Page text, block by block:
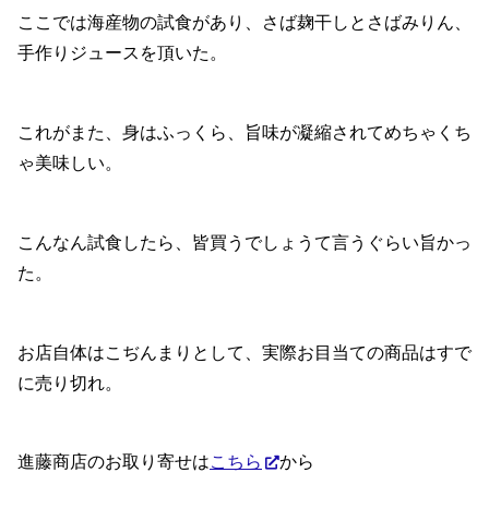
ここでは海産物の試食があり、さば麹干しとさばみりん、
手作りジュースを頂いた。
これがまた、身はふっくら、旨味が凝縮されてめちゃくち
ゃ美味しい。
こんなん試食したら、皆買うでしょうて言うぐらい旨かっ
た。
お店自体はこぢんまりとして、実際お目当ての商品はすで
に売り切れ。
進藤商店のお取り寄せはこちら から